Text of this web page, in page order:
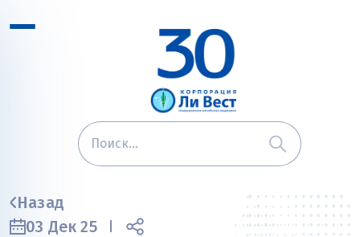
Назад
03 Дек 25